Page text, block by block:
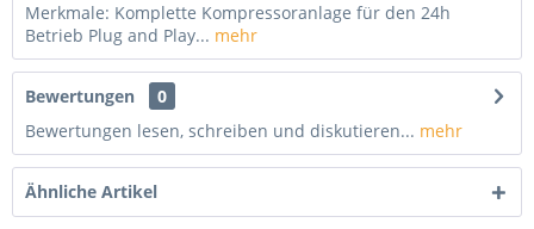
Merkmale: Komplette Kompressoranlage für den 24h
Betrieb Plug and Play... mehr
Bewertungen
0
Bewertungen lesen, schreiben und diskutieren... mehr
Ähnliche Artikel